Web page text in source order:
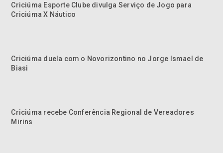
Criciúma Esporte Clube divulga Serviço de Jogo para
Criciúma X Náutico
Criciúma duela com o Novorizontino no Jorge Ismael de
Biasi
Criciúma recebe Conferência Regional de Vereadores
Mirins